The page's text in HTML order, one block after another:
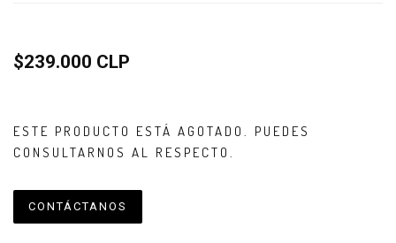
$239.000 CLP
ESTE PRODUCTO ESTÁ AGOTADO. PUEDES
CONSULTARNOS AL RESPECTO.
CONTÁCTANOS